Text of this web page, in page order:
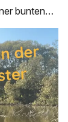
bunten
und
oder
erfahren